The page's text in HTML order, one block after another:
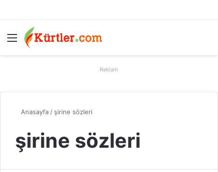
Menü
Reklam
Anasayfa / şirine sözleri
şirine sözleri